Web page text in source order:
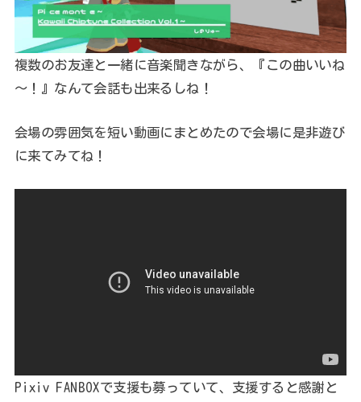
複数のお友達と一緒に音楽聞きながら、『この曲いいね
～！』なんて会話も出来るしね！
会場の雰囲気を短い動画にまとめたので会場に是非遊び
に来てみてね！
Pixiv FANBOXで支援も募っていて、支援すると感謝と